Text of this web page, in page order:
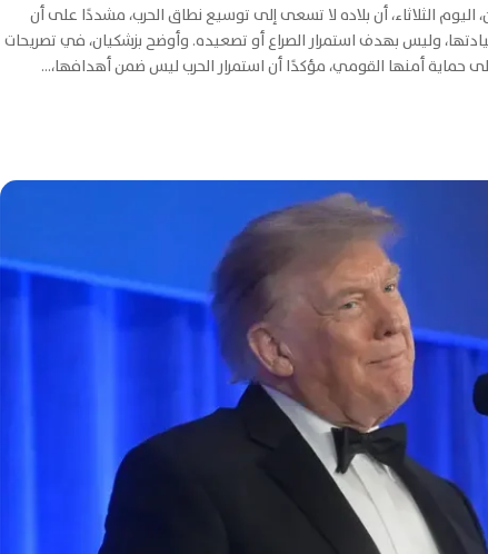
الثلاثاء، أن بلاده لا تسعى إلى توسيع نطاق الحرب، مشددًا على أن
وليس بهدف استمرار الصراع أو تصعيده. وأوضح بزشكيان، في تصريحات
على حماية أمنها القومي، مؤكدًا أن استمرار الحرب ليس ضمن أهدافها،…